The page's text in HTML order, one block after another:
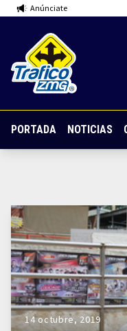
Anúnciate
PORTADA NOTICIAS
14 octubre, 2019